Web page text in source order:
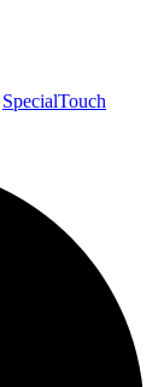
SpecialTouch